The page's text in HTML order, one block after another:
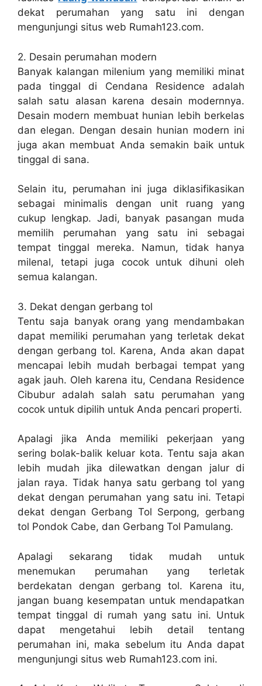
dekat perumahan yang satu ini dengan
mengunjungi situs web Rumah123.com.
2. Desain perumahan modern
Banyak kalangan milenium yang memiliki minat
pada tinggal di Cendana Residence adalah
salah satu alasan karena desain modernnya.
Desain modern membuat hunian lebih berkelas
dan elegan. Dengan desain hunian modern ini
juga akan membuat Anda semakin baik untuk
tinggal di sana.
Selain itu, perumahan ini juga diklasifikasikan
sebagai minimalis dengan unit ruang yang
cukup lengkap. Jadi, banyak pasangan muda
memilih perumahan yang satu ini sebagai
tempat tinggal mereka. Namun, tidak hanya
milenal, tetapi juga cocok untuk dihuni oleh
semua kalangan.
3. Dekat dengan gerbang tol
Tentu saja banyak orang yang mendambakan
dapat memiliki perumahan yang terletak dekat
dengan gerbang tol. Karena, Anda akan dapat
mencapai lebih mudah berbagai tempat yang
agak jauh. Oleh karena itu, Cendana Residence
Cibubur adalah salah satu perumahan yang
cocok untuk dipilih untuk Anda pencari properti.
Apalagi jika Anda memiliki pekerjaan yang
sering bolak-balik keluar kota. Tentu saja akan
lebih mudah jika dilewatkan dengan jalur di
jalan raya. Tidak hanya satu gerbang tol yang
dekat dengan perumahan yang satu ini. Tetapi
dekat dengan Gerbang Tol Serpong, gerbang
tol Pondok Cabe, dan Gerbang Tol Pamulang.
Apalagi sekarang tidak mudah untuk
menemukan perumahan yang terletak
berdekatan dengan gerbang tol. Karena itu,
jangan buang kesempatan untuk mendapatkan
tempat tinggal di rumah yang satu ini. Untuk
dapat mengetahui lebih detail tentang
perumahan ini, maka sebelum itu Anda dapat
mengunjungi situs web Rumah123.com ini.